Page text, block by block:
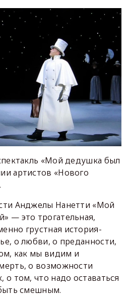
«Мой дедушка был
артистов «Нового
Анджелы Нанетти «Мой
— это трогательная,
грустная история-
о любви, о преданности,
как мы видим и
о возможности
о том, что надо оставаться
смешным.